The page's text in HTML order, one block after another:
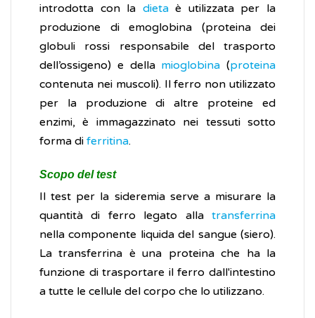
introdotta con la dietaè utilizzata per la
produzione di emoglobina (proteina dei
globuli rossi responsabile del trasporto
dell’ossigeno) e della mioglobina (proteina
contenuta nei muscoli). Il ferro non utilizzato
per la produzione di altre proteine ed
enzimi, ​è immagazzinato nei tessuti sotto
forma di ferritina.
Scopo del test
Il test per la sideremia serve a misurare la
quantità di ferro legato alla transferrina
nella componente liquida del sangue (siero).
La transferrina è una proteina che ha la
funzione di trasportare il ferro dall'intestino
a tutte le cellule del corpo che lo utilizzano.